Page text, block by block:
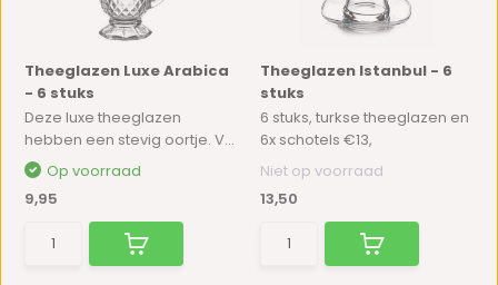
Theeglazen Luxe Arabica
- 6 stuks
Deze luxe theeglazen
hebben een stevig oortje. V...
Op voorraad
9,95
Theeglazen Istanbul - 6
stuks
6 stuks, turkse theeglazen en
6x schotels €13,
Niet op voorraad
13,50